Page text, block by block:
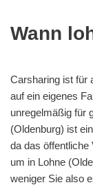
Wann
Carsharing ist für
auf ein eigenes
unregelmäßig für
(Oldenburg) ist
da das öffentliche
um in Lohne
weniger Sie also